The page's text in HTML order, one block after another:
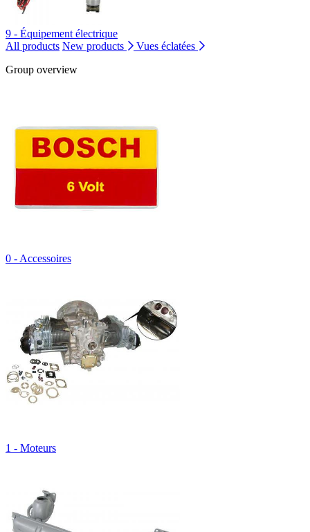
9 - Équipement électrique
All products New products
Vues éclatées
Group overview
0 - Accessoires
1 - Moteurs